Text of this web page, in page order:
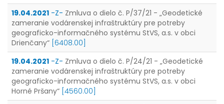
19.04.2021 -Z- Zmluva o dielo č. P/37/21 - „Geodetické
zameranie vodárenskej infraštruktúry pre potreby
geograficko-informačného systému StVS, a.s. v obci
Drienčany“ [6408.00]
19.04.2021 -Z- Zmluva o dielo č. P/24/21 - „Geodetické
zameranie vodárenskej infraštruktúry pre potreby
geograficko-informačného systému StVS, a.s. v obci
Horné Pršany“ [4560.00]